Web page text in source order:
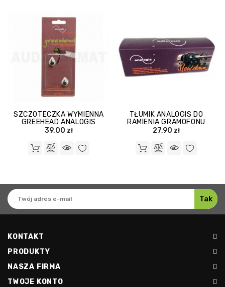
SZCZOTECZKA WYMIENNA
GREEHEAD ANALOGIS
39,00 zł
TŁUMIK ANALOGIS DO
RAMIENIA GRAMOFONU
27,90 zł
KONTAKT
PRODUKTY
NASZA FIRMA
TWOJE KONTO